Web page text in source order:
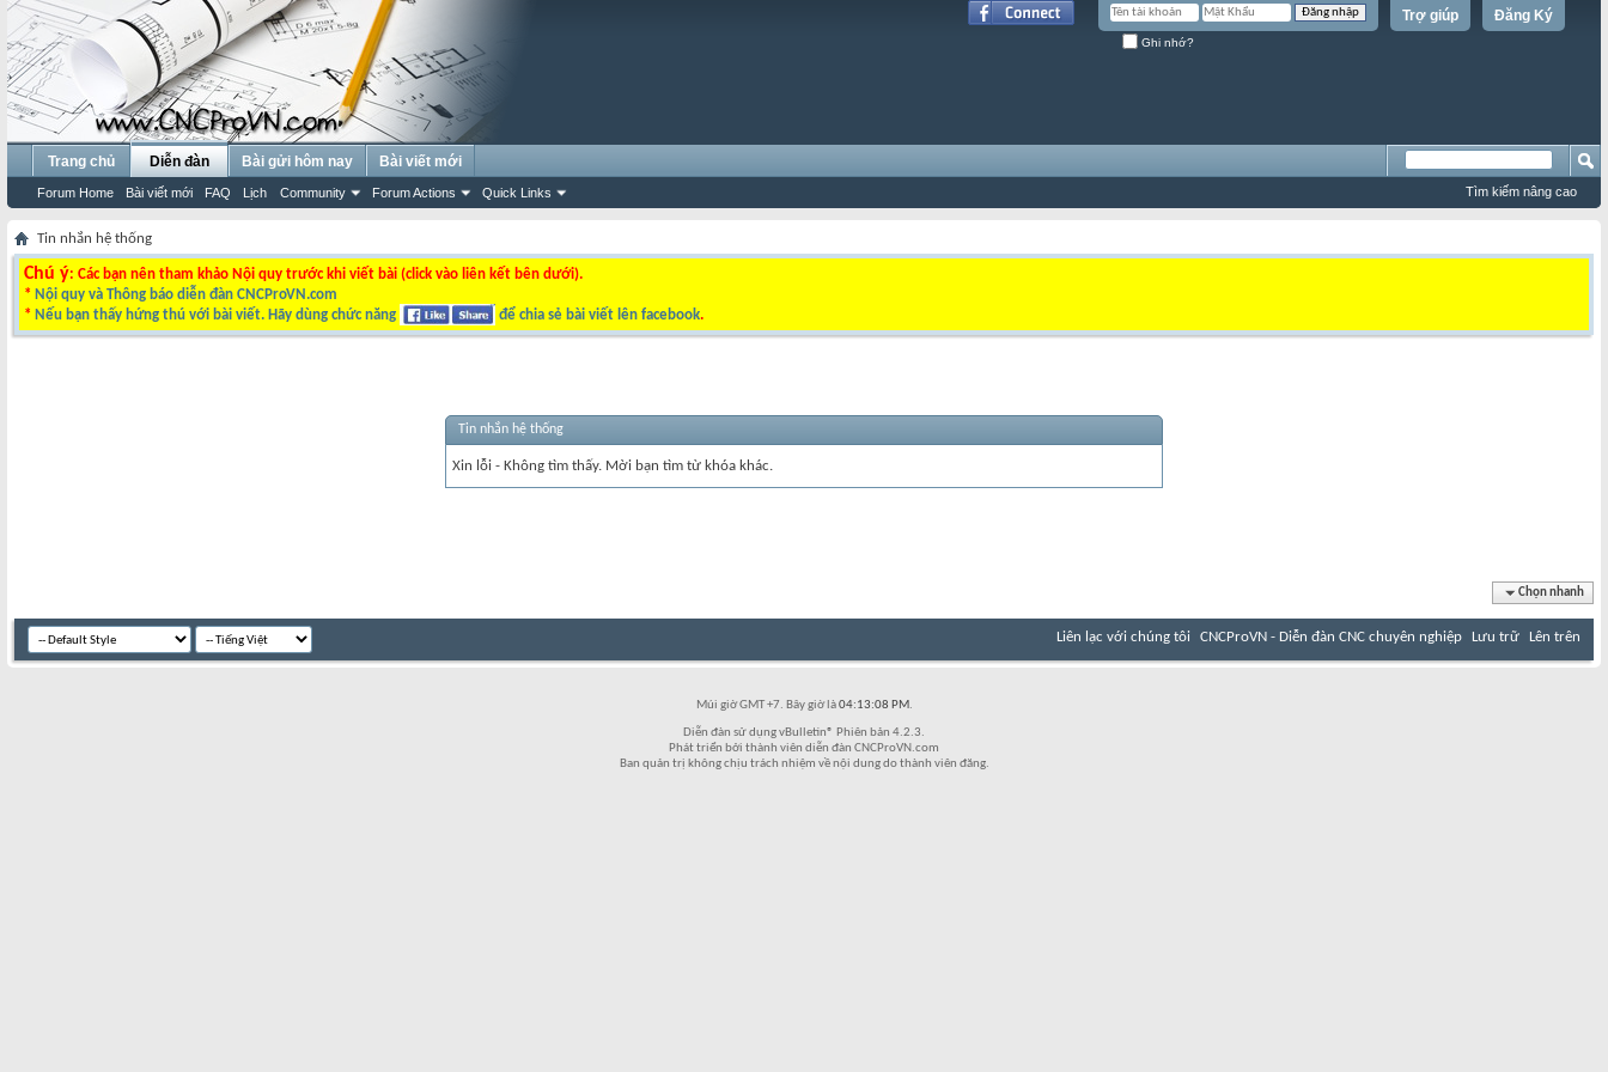
Đăng Ký
Trợ giúp
Ghi nhớ?
Trang chủ Diễn đàn
Forum Home Bài viết mới FAQ Lịch Community Forum Actions Quick Links
Bài gửi hôm nay Bài viết mới
Tìm kiếm nâng cao
Tin nhắn hệ thống
Chú ý: Các bạn nên tham khảo Nội quy trước khi viết bài (click vào liên kết bên dưới).
* Nội quy và Thông báo diễn đàn CNCProVN.com
* Nếu bạn thấy hứng thú với bài viết. Hãy dùng chức năng để chia sẻ bài viết lên facebook.
Tin nhắn hệ thống
Xin lỗi - Không tìm thấy. Mời bạn tìm từ khóa khác.
Chọn nhanh
Liên lạc với chúng tôi CNCProVN - Diễn đàn CNC chuyên nghiệp Lưu trữ Lên trên
Múi giờ GMT +7. Bây giờ là04:13:08 PM.
Diễn đàn sử dụng vBulletin® Phiên bản 4.2.3.
Phát triển bởi thành viên diễn đàn CNCProVN.com
Ban quản trị không chịu trách nhiệm về nội dung do thành viên đăng.